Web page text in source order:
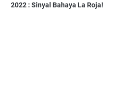
2022 : Sinyal Bahaya La Roja!